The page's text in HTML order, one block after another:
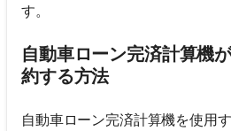
す。
自動車ローン完済計算機
約する方法
自動車ローン完済計算機を使用